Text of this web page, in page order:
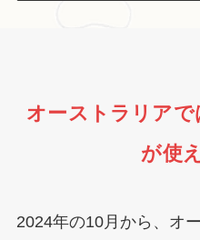
オーストラリア
が使
2024年の10月から、オ